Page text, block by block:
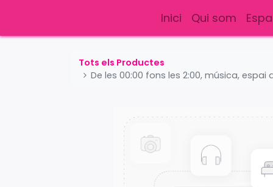
Inici Qui som
Tots els Productes
De les 00:00 fons les 2:00, música, espai